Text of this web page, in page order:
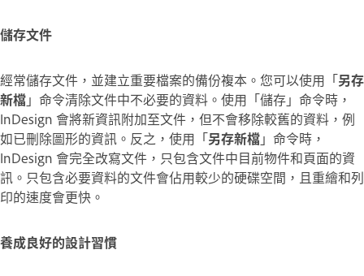
儲存文件
經常儲存文件，並建立重要檔案的備份複本。您可以使用「另存
新檔」命令清除文件中不必要的資料。使用「儲存」命令時，
InDesign 會將新資訊附加至文件，但不會移除較舊的資料，例
如已刪除圖形的資訊。反之，使用「另存新檔」命令時，
InDesign 會完全改寫文件，只包含文件中目前物件和頁面的資
訊。只包含必要資料的文件會佔用較少的硬碟空間，且重繪和列
印的速度會更快。
養成良好的設計習慣